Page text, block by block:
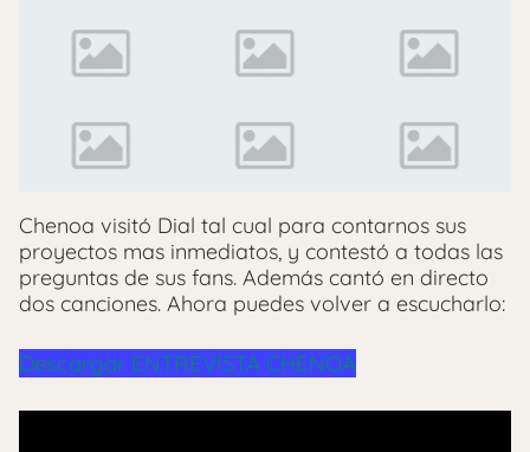
Chenoa visitó Dial tal cual para contarnos sus
proyectos mas inmediatos, y contestó a todas las
preguntas de sus fans. Además cantó en directo
dos canciones. Ahora puedes volver a escucharlo:
Descargar ENTREVISTA CHENOA